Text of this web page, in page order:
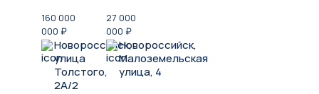
160 000
000 ₽
Новороссийск,
улица
Толстого,
2А/2
27 000
000 ₽
Новороссийск,
Малоземельская
улица, 4